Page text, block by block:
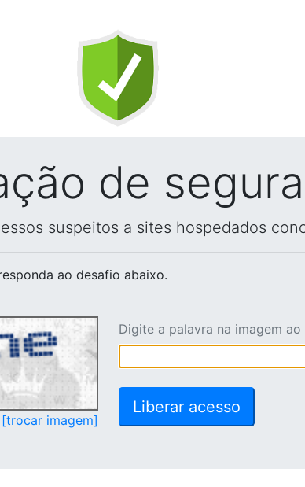
de
suspeitos a sites hospedados
ao desafio abaixo.
[trocar imagem]
Digite a palavra na imagem